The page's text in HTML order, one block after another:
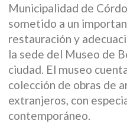
Municipalidad de
sometido a un
restauración y
la sede del Museo de
ciudad. El museo
colección de obras de
extranjeros, con
contemporáneo.